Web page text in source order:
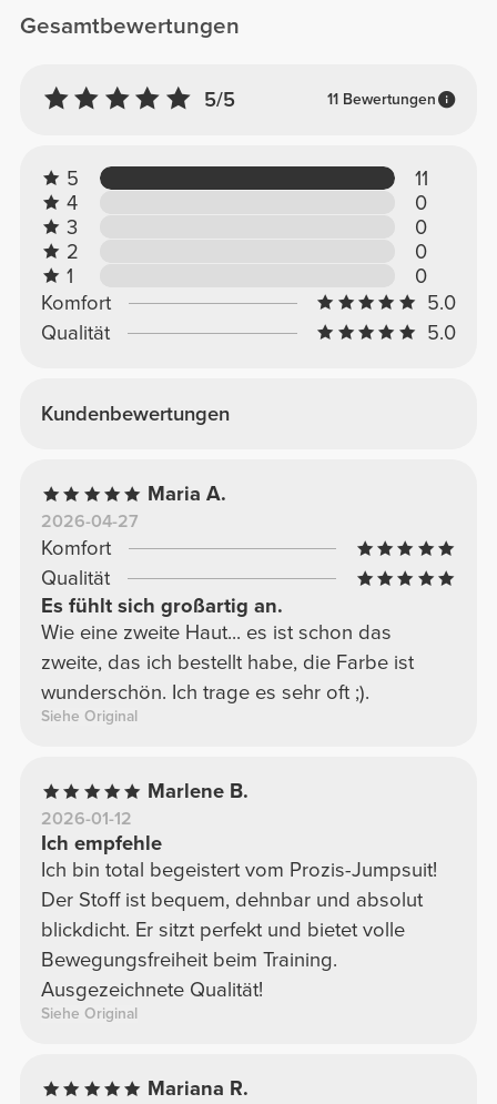
Gesamtbewertungen
5/5 11 Bewertungen
5
11
4
0
3
0
2
0
1
0
Komfort
5.0
Qualität
5.0
Kundenbewertungen
Maria A.
2026-04-27
Komfort
Qualität
Es fühlt sich großartig an.
Wie eine zweite Haut... es ist schon das
zweite, das ich bestellt habe, die Farbe ist
wunderschön. Ich trage es sehr oft ;).
Siehe Original
Marlene B.
2026-01-12
Ich empfehle
Ich bin total begeistert vom Prozis-Jumpsuit!
Der Stoff ist bequem, dehnbar und absolut
blickdicht. Er sitzt perfekt und bietet volle
Bewegungsfreiheit beim Training.
Ausgezeichnete Qualität!
Siehe Original
Mariana R.